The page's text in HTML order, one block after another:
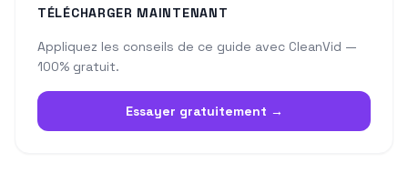
TÉLÉCHARGER MAINTENANT
Appliquez les conseils de ce guide avec CleanVid —
100% gratuit.
Essayer gratuitement →